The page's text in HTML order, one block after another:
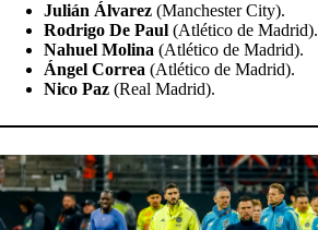
Julián Álvarez (Manchester City).
Rodrigo De Paul (Atlético de Madrid).
Nahuel Molina (Atlético de Madrid).
Ángel Correa (Atlético de Madrid).
Nico Paz (Real Madrid).